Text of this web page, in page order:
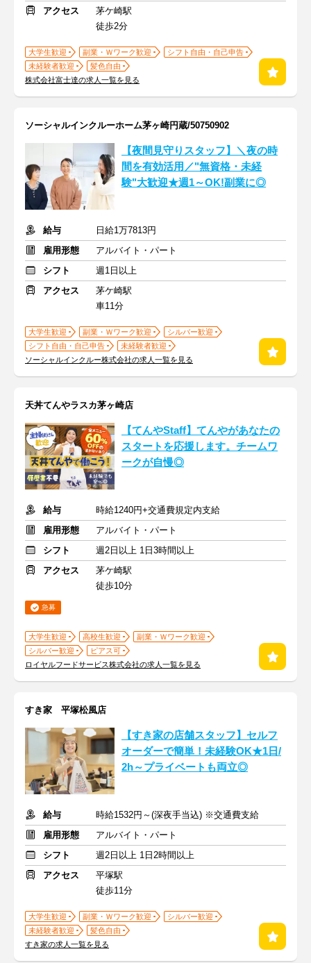
アクセス
茅ケ崎駅
徒歩2分
大学生歓迎 副業・Ｗワーク歓迎
シフト自由・自己申告
未経験者歓迎
髪色自由
株式会社富士達の求人一覧を見る
ソーシャルインクルーホーム茅ヶ崎円蔵/50750902
【夜間見守りスタッフ】＼夜の時
間を有効活用／"無資格・未経
験"大歓迎★週1～OK!副業に◎
給与
日給1万7813円
雇用形態
アルバイト・パート
シフト
週1日以上
アクセス
茅ケ崎駅
車11分
大学生歓迎 副業・Ｗワーク歓迎
シルバー歓迎
シフト自由・自己申告
未経験者歓迎
ソーシャルインクルー株式会社の求人一覧を見る
天丼てんやラスカ茅ヶ崎店
【てんやStaff】てんやがあなたの
スタートを応援します。チームワ
ークが自慢◎
給与
時給1240円+交通費規定内支給
雇用形態
アルバイト・パート
シフト
週2日以上 1日3時間以上
アクセス
茅ケ崎駅
徒歩10分
急募
大学生歓迎 高校生歓迎
副業・Ｗワーク歓迎
シルバー歓迎
ピアス可
ロイヤルフードサービス株式会社の求人一覧を見る
すき家 平塚松風店
【すき家の店舗スタッフ】セルフ
オーダーで簡単！未経験OK★1日/
2h～プライベートも両立◎
給与
時給1532円～(深夜手当込) ※交通費支給
雇用形態
アルバイト・パート
シフト
週2日以上 1日2時間以上
アクセス
平塚駅
徒歩11分
大学生歓迎 副業・Ｗワーク歓迎
シルバー歓迎
未経験者歓迎
髪色自由
すき家の求人一覧を見る